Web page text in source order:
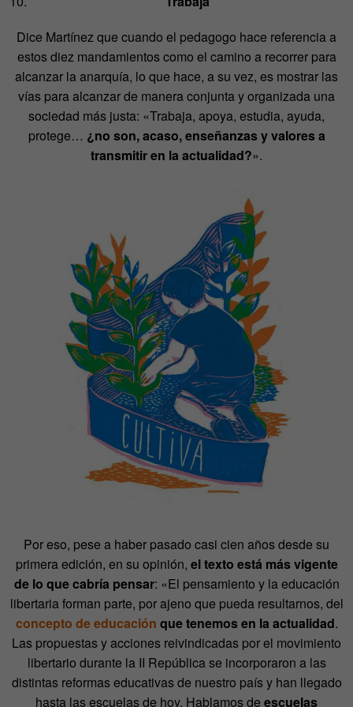
Dice Martínez que cuando el pedagogo hace referencia a
estos diez mandamientos como el camino a recorrer para
alcanzar la anarquía, lo que hace, a su vez, es mostrar las
vías para alcanzarde manera conjunta y organizada una
sociedad más justa: «Trabaja, apoya, estudia, ayuda,
protege… ¿no son, acaso, enseñanzas y valores a
transmitir en la actualidad?».
Por eso, pese a haber pasado casi cien años desde su
primera edición, en su opinión, el texto está más vigente
de lo que cabría pensar: «El pensamiento y la educación
libertaria forman parte, por ajeno que pueda resultarnos, del
concepto de educación que tenemos en la actualidad.
Las propuestas y acciones reivindicadas por el movimiento
libertario durante la II República se incorporaron a las
distintas reformas educativas de nuestro país y han llegado
hasta las escuelas de hoy. Hablamos de escuelas